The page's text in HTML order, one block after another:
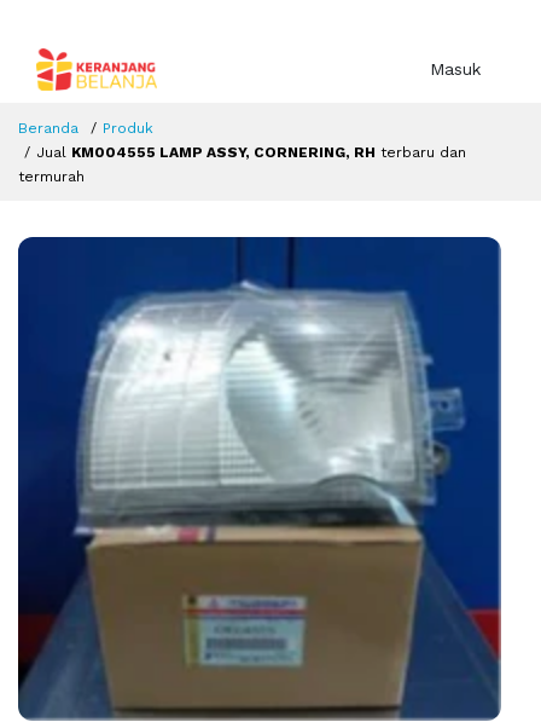
Masuk
Beranda
Produk
Jual KM004555 LAMP ASSY, CORNERING, RH terbaru dan
termurah